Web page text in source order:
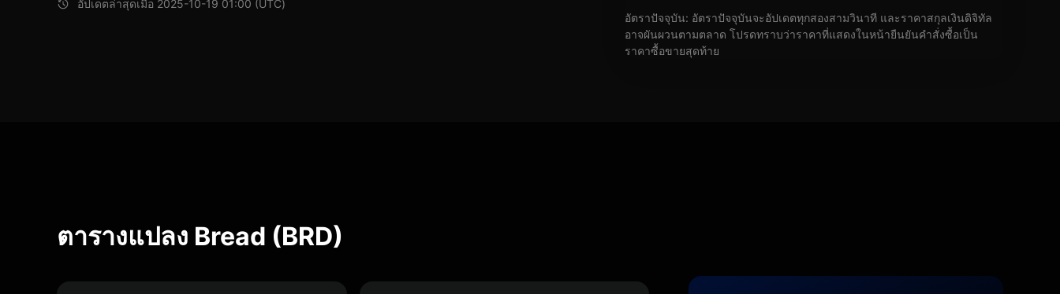
อัปเดตล่าสุดเมื่อ 2025-10-19 01:00 (UTC)
อัตราปัจจุบัน: อัตราปัจจุบันจะอัปเดตทุกสองสามวินาที และราคาสกุลเงินดิจิทัล
อาจผันผวนตามตลาด โปรดทราบว่าราคาที่แสดงในหน้ายืนยันคำสั่งซื้อเป็น
ราคาซื้อขายสุดท้าย
ตารางแปลง Bread (BRD)